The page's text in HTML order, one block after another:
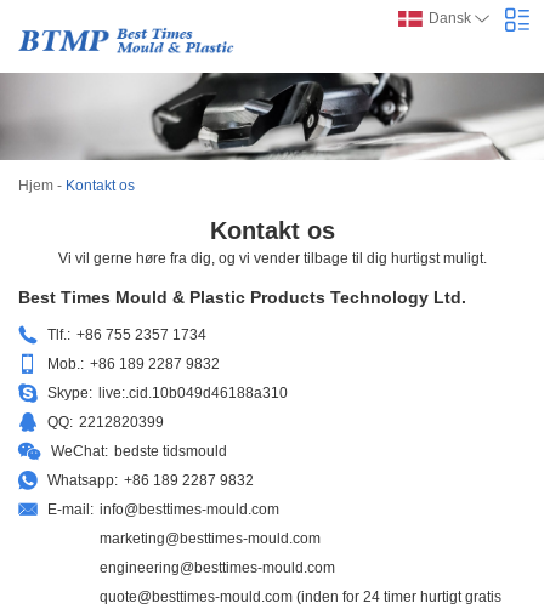
Dansk
Hjem - Kontakt os
Kontakt os
Vi vil gerne høre fra dig, og vi vender tilbage til dig hurtigst muligt.
Best Times Mould & Plastic Products Technology Ltd.
Tlf.: +86 755 2357 1734
Mob.: +86 189 2287 9832
Skype: live:.cid.10b049d46188a310
QQ: 2212820399
WeChat: bedste tidsmould
Whatsapp: +86 189 2287 9832
E-mail: info@besttimes-mould.com
marketing@besttimes-mould.com
engineering@besttimes-mould.com
quote@besttimes-mould.com (inden for 24 timer hurtigt gratis